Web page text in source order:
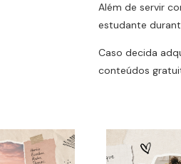
Além de servir
estudante
Caso decida
conteúdos